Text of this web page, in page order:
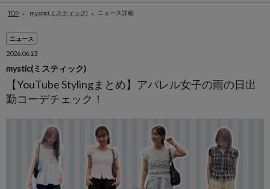
TOP mystic(ミスティック) ニュース詳細
ニュース
2026.06.13
mystic(ミスティック)
【YouTube Stylingまとめ】アパレル女子の雨の日出
勤コーデチェック！